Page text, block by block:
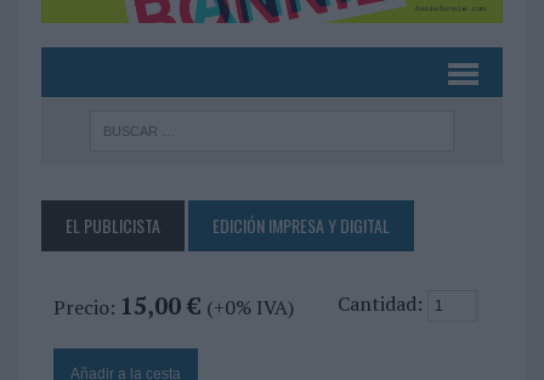
EL PUBLICISTA EDICIÓN IMPRESA Y DIGITAL
Precio: 15,00 € (+0% IVA) Cantidad: